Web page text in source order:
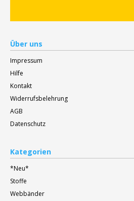
Über uns
Impressum
Hilfe
Kontakt
Widerrufsbelehrung
AGB
Datenschutz
Kategorien
*Neu*
Stoffe
Webbänder